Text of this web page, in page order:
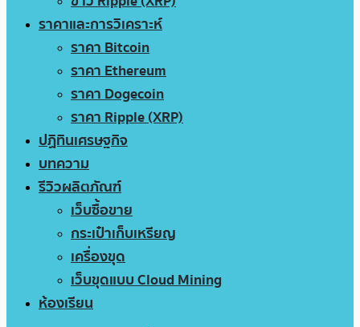
ราคาและการวิเคราะห์
ราคา Bitcoin
ราคา Ethereum
ราคา Dogecoin
ราคา Ripple (XRP)
ปฏิทินเศรษฐกิจ
บทความ
รีวิวผลิตภัณฑ์
เว็บซื้อขาย
กระเป๋าเก็บเหรียญ
เครื่องขุด
เว็บขุดแบบ Cloud Mining
ห้องเรียน